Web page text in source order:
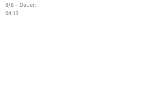
8/8 – Dauer:
04:13